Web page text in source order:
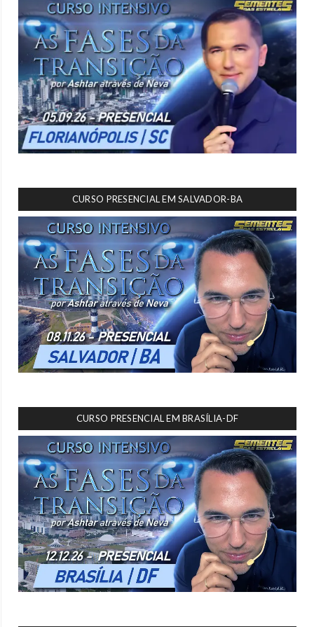
CURSO PRESENCIAL EM SALVADOR-BA
CURSO PRESENCIAL EM BRASÍLIA-DF